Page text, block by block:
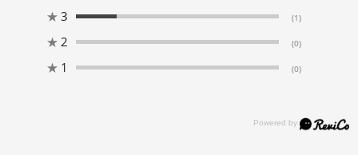
★ 3 (1)
★ 2 (0)
★ 1 (0)